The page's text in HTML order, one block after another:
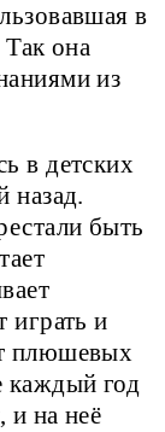
в
она
из
в детских
назад.
быть
играть и
плюшевых
каждый год
и на неё